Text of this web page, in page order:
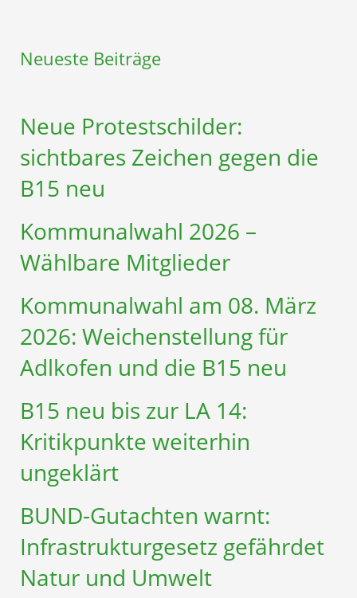
Neueste Beiträge
Neue Protestschilder:
sichtbares Zeichen gegen die
B15 neu
Kommunalwahl 2026 –
Wählbare Mitglieder
Kommunalwahl am 08. März
2026: Weichenstellung für
Adlkofen und die B15 neu
B15 neu bis zur LA 14:
Kritikpunkte weiterhin
ungeklärt
BUND-Gutachten warnt:
Infrastruktur­gesetz gefährdet
Natur und Umwelt